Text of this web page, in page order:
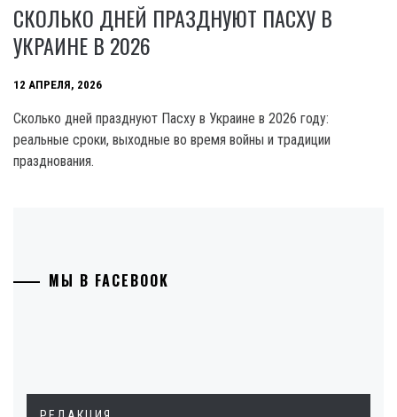
СКОЛЬКО ДНЕЙ ПРАЗДНУЮТ ПАСХУ В
УКРАИНЕ В 2026
12 АПРЕЛЯ, 2026
Сколько дней празднуют Пасху в Украине в 2026 году:
реальные сроки, выходные во время войны и традиции
празднования.
МЫ В FACEBOOK